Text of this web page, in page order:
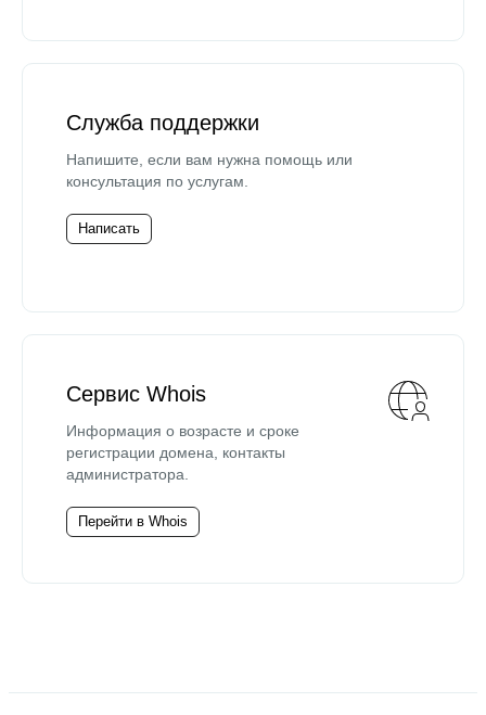
Служба поддержки
Напишите, если вам нужна помощь или
консультация по услугам.
Написать
Сервис Whois
Информация о возрасте и сроке
регистрации домена, контакты
администратора.
Перейти в Whois